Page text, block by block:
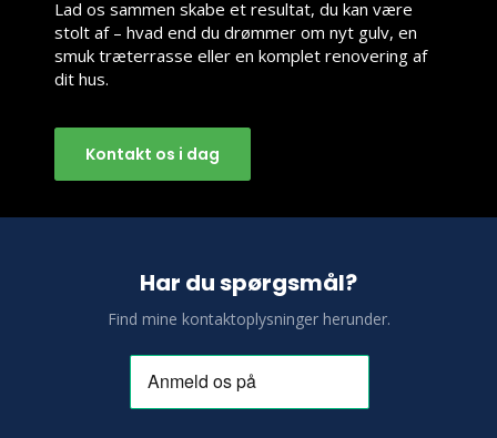
Lad os sammen skabe et resultat, du kan være
stolt af – hvad end du drømmer om nyt gulv, en
smuk træterrasse eller en komplet renovering af
dit hus.
Kontakt os i dag​
Har du spørgsmål?
Find mine kontaktoplysninger herunder.